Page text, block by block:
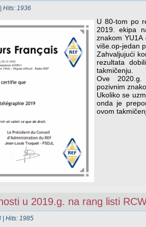
Hits: 1936
U 80-tom po
2019. ekipa
znakom
više.op-jedan
Zahvaljujući
rezultata
takmičenju.
Ove
pozivnim
Ukoliko se
onda je
ovom
u 2019.g. na rang listi
| Hits: 1985